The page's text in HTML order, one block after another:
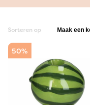
Sorteren op
50%